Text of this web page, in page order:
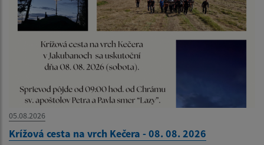
05.08.2026
Krížová cesta na vrch Kečera - 08. 08. 2026